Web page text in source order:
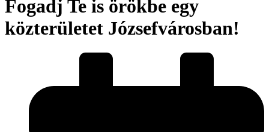
Fogadj Te is örökbe egy
közterületet Józsefvárosban!